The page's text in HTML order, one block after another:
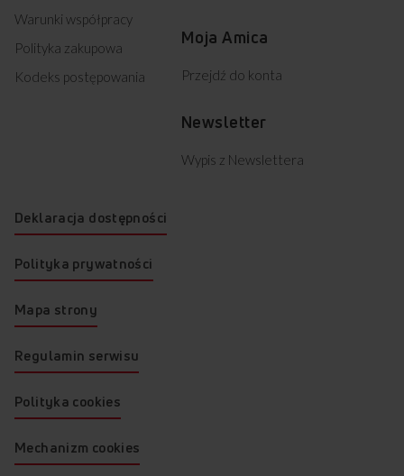
Warunki współpracy
Polityka zakupowa
Kodeks postępowania
Moja Amica
Przejdź do konta
Newsletter
Wypis z Newslettera
Deklaracja dostępności
Polityka prywatności
Mapa strony
Regulamin serwisu
Polityka cookies
Mechanizm cookies